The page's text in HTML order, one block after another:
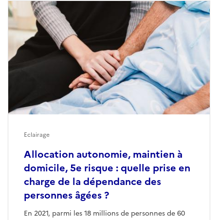
Allocation autonomie, maintien à
domicile, 5e risque : quelle prise en
charge de la dépendance des
personnes âgées ?
En 2021, parmi les 18 millions de personnes de 60
Eclairage